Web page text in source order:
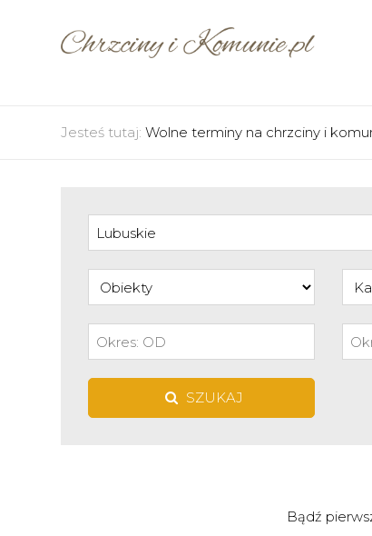
Jesteś tutaj: Wolne terminy na chrzciny i
SZUKAJ
Bądź